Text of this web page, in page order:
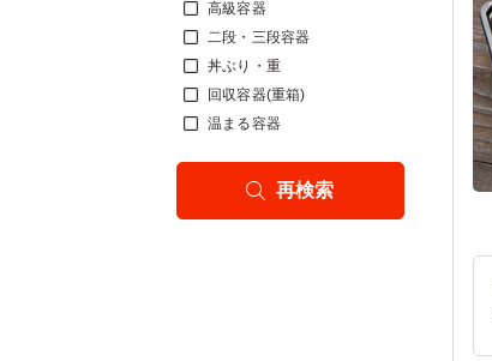
高級容器
二段・三段容器
丼ぶり・重
回収容器(重箱)
温まる容器
再検索